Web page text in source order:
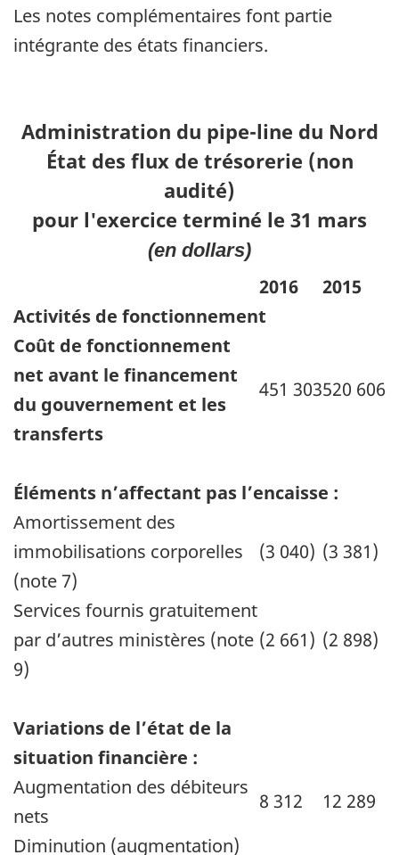
Les notes complémentaires font partie
intégrante des états financiers.
Administration du pipe-line du Nord
État des flux de trésorerie (non
audité)
pour l'exercice terminé le 31 mars
(en dollars)
2016
2015
Activités de fonctionnement
Coût de fonctionnement
net avant le financement
du gouvernement et les
transferts
451 303520 606
Éléments n’affectant pas l’encaisse :
Amortissement des
immobilisations corporelles
(note 7)
(3 040) (3 381)
Services fournis gratuitement
par d’autres ministères (note
9)
(2 661) (2 898)
Variations de l’état de la
situation financière :
Augmentation des débiteurs
nets
8 312
12 289
Diminution (augmentation)